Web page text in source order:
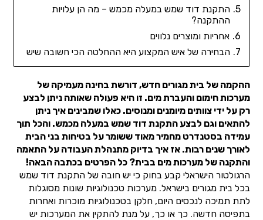
התקנת דוד שמש במעלה מכמש – מה הן עלויות
ההתקנה?
אחריות ומוצרים נלווים
הבחירה של איש המקצוע היא ההחלטה הכי חשובה שיש
ההקמה של בית מגורים חדש, דורשת בחינה מעמיקה של
מערכות חימום והעברת מים. זו היא פעולה שאותה ניתן לבצע
רק על ידי צוותים מיומנים ומנוסים. כאלו שמבינים איך ניתן
להתאים וגם לבצע התקנת דוד שמש במעלה מכמש. והכל תוך
עמידה בסטנדרט מחמיר מאוד ששומר על בטיחות בני הבית
לאורך שנים רבות. אז איך בדיוק מתנהלת העבודה על התאמה
והתקנה של מערכות מים בבית? כל הפרטים בכתבה הבאה!
הרגולטור הישראלי קבע בחוק כי יש חובה של התקנת דוד שמש
בכל בית מגורים בישראל. מערכות טכנולוגיות שונות מסוגלות
לתת תמיכה לנכסים היום, חלקן בטכנולוגיות מוכרות ואחרות
בתפיסה חדשה. כך או כך, על מנת להתקין את המערכות יש